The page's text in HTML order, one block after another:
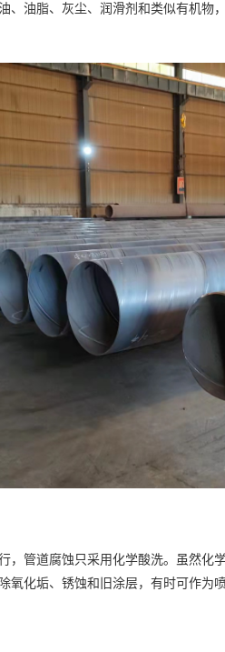
、油脂、灰尘、润滑剂和类似有机物
，管道腐蚀只采用化学酸洗。虽然化
氧化垢、锈蚀和旧涂层，有时可作为喷